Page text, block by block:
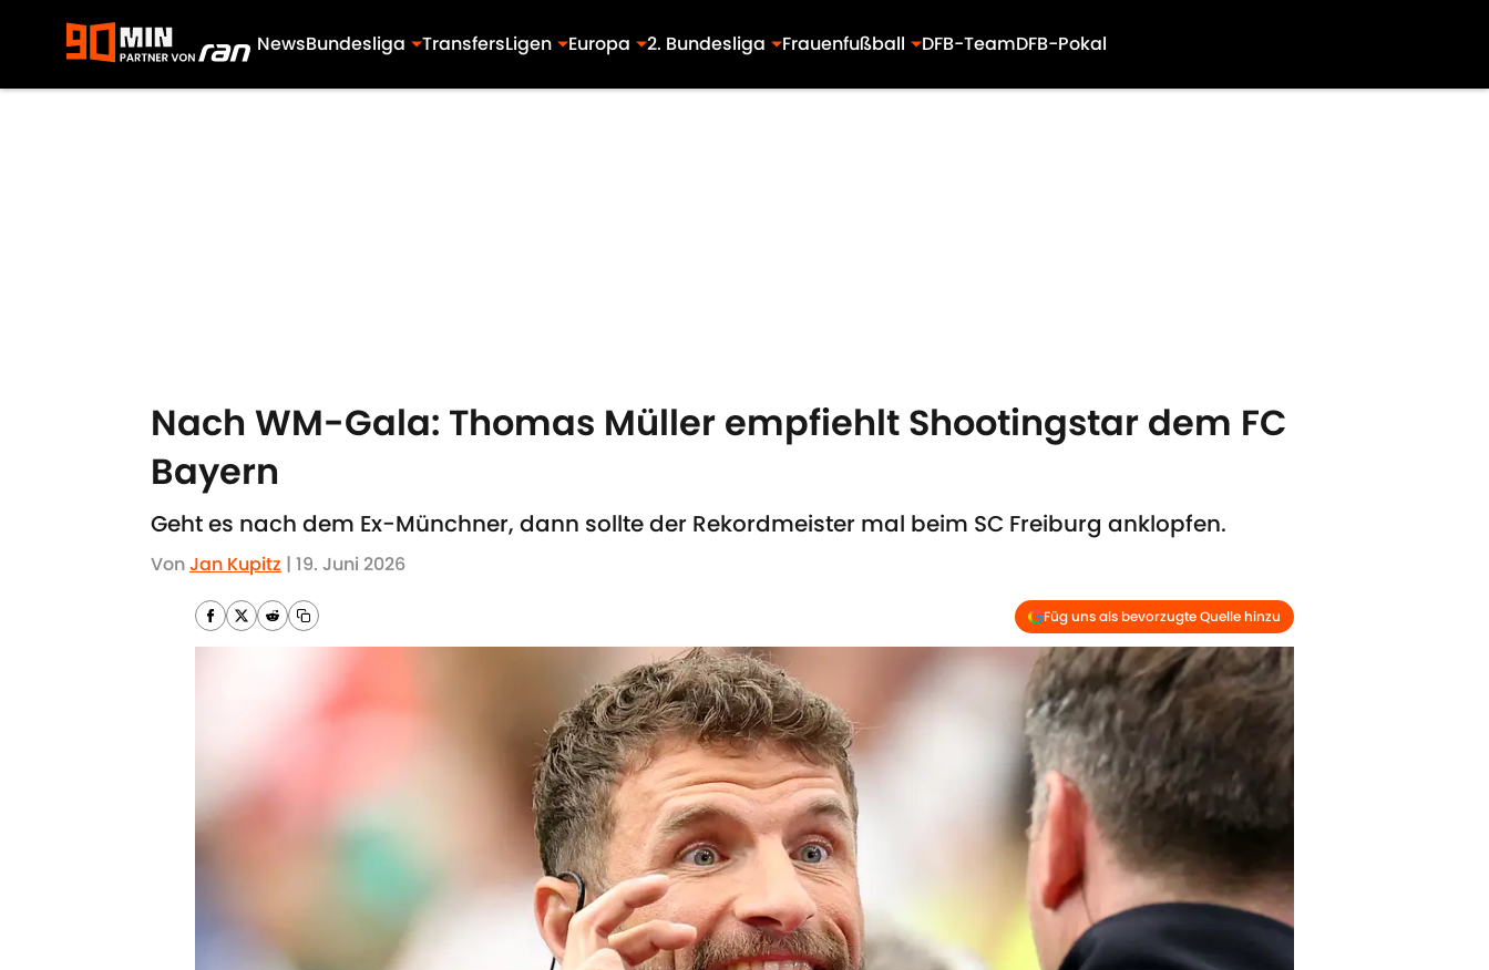
NewsBundesliga TransfersLigen Europa 2. Bundesliga Frauenfußball DFB-TeamDFB-Pokal
Nach WM-Gala: Thomas Müller empfiehlt Shootingstar dem FC
Bayern
Geht es nach dem Ex-Münchner, dann sollte der Rekordmeister mal beim SC Freiburg anklopfen.
VonJan Kupitz | 19. Juni 2026
Füg uns als bevorzugte Quelle hinzu